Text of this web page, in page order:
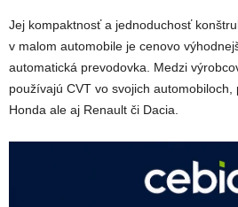
Jej kompaktnosť a jednoduchosť
v malom automobile je cenovo
automatická prevodovka. Medzi
používajú CVT vo svojich automobiloch,
Honda ale aj Renault či Dacia.